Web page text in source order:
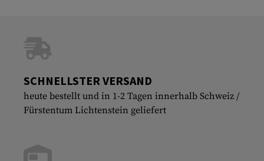
SCHNELLSTER VERSAND
heute bestellt und in 1-2 Tagen innerhalb Schweiz /
Fürstentum Lichtenstein geliefert